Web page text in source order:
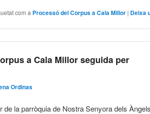
com a Processó del Corpus a Cala Millor | Deixa
a Cala Millor seguida per
Ordinas
de la parròquia de Nostra Senyora dels